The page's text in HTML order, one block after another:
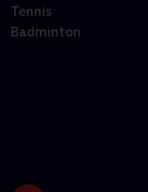
Tennis
Badminton